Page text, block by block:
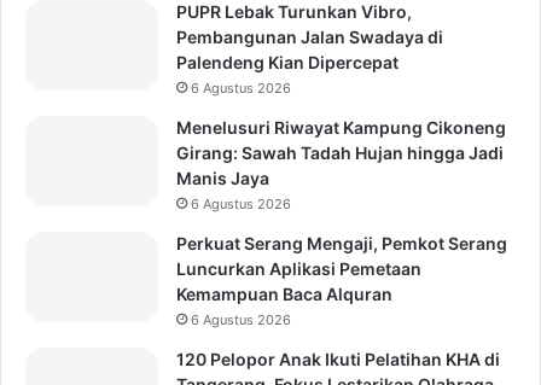
PUPR Lebak Turunkan Vibro,
Pembangunan Jalan Swadaya di
Palendeng Kian Dipercepat
6 Agustus 2026
Menelusuri Riwayat Kampung Cikoneng
Girang: Sawah Tadah Hujan hingga Jadi
Manis Jaya
6 Agustus 2026
Perkuat Serang Mengaji, Pemkot Serang
Luncurkan Aplikasi Pemetaan
Kemampuan Baca Alquran
6 Agustus 2026
120 Pelopor Anak Ikuti Pelatihan KHA di